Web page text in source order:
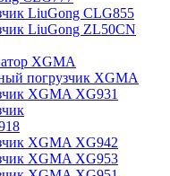
LiuGong CLG855
LiuGong ZL50CN
XGMA
погрузчик XGMA
XGMA XG931
XGMA XG942
XGMA XG953